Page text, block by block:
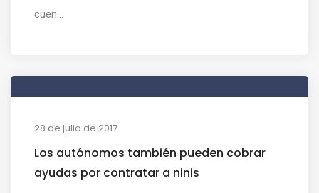
cuen...
28 de julio de 2017
Los autónomos también pueden cobrar
ayudas por contratar a ninis